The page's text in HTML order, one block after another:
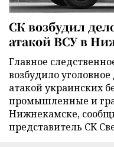
СК возбудил
атакой ВСУ в
Главное
возбудило уголовное
атакой украинских
промышленные и
Нижнекамске,
представитель СК